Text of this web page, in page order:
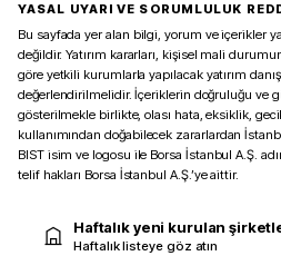
YASAL UYARI VE SORUMLULUK
Bu sayfada yer alan bilgi, yorum ve içerikler
değildir. Yatırım kararları, kişisel mali
göre yetkili kurumlarla yapılacak yatırım
değerlendirilmelidir. İçeriklerin doğruluğu ve
gösterilmekle birlikte, olası hata, eksiklik,
kullanımından doğabilecek zararlardan
BIST isim ve logosu ile Borsa İstanbul A.Ş.
telif hakları Borsa İstanbul A.Ş.’ye aittir.
Haftalık yeni kurulan
Haftalık listeye göz atın